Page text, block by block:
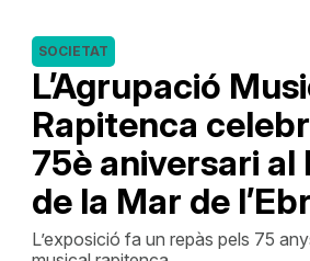
L’Agrupació
Rapitenca
75è aniversari al
de la Mar de
SOCIETAT
L’exposició fa un repàs pels 75